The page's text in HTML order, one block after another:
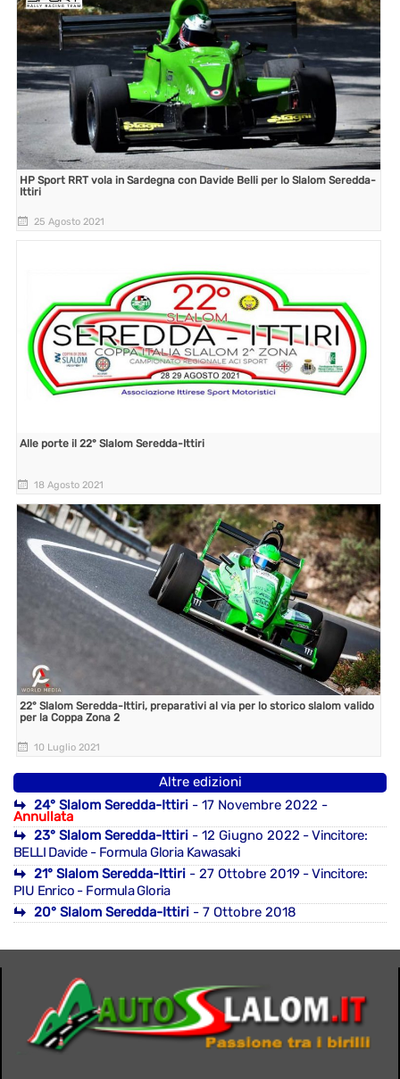
HP Sport RRT vola in Sardegna con Davide Belli per lo Slalom Seredda-
Ittiri
25 Agosto 2021
Alle porte il 22° Slalom Seredda-Ittiri
18 Agosto 2021
22° Slalom Seredda-Ittiri, preparativi al via per lo storico slalom valido
per la Coppa Zona 2
10 Luglio 2021
Altre edizioni
24° Slalom Seredda-Ittiri - 17 Novembre 2022 -
Annullata
23° Slalom Seredda-Ittiri - 12 Giugno 2022 - Vincitore:
BELLI Davide - Formula Gloria Kawasaki
21° Slalom Seredda-Ittiri - 27 Ottobre 2019 - Vincitore:
PIU Enrico - Formula Gloria
20° Slalom Seredda-Ittiri - 7 Ottobre 2018